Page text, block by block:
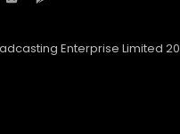
Enterprise Limited